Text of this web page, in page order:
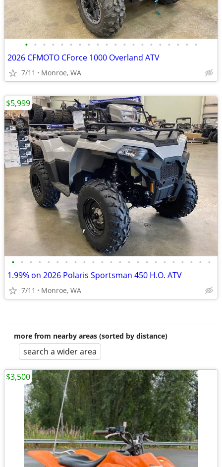
• • • • • • • • • • • • • • • • • • • •
2026 CFMOTO CForce 1000 Overland ATV
7/11 Monroe, WA
• • • • • • • • • • • • • • • • • • • • • • •
1.99% on 2026 Polaris Sportsman 450 H.O. ATV
7/11 Monroe, WA
$5,999
more from nearby areas (sorted by distance)
search a wider area
$3,500